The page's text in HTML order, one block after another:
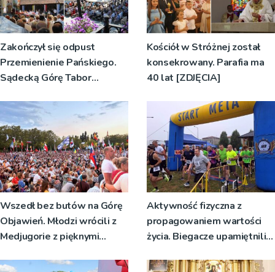
Zakończył się odpust
Przemienienie Pańskiego.
Sądecką Górę Tabor
pielgrzymów
Kościół w Stróżnej został
konsekrowany. Parafia ma
40 lat [ZDJĘCIA]
Wszedł bez butów na Górę
Objawień. Młodzi wrócili z
Medjugorie z pięknymi
Aktywność fizyczna z
propagowaniem wartości
życia. Biegacze upamiętnili